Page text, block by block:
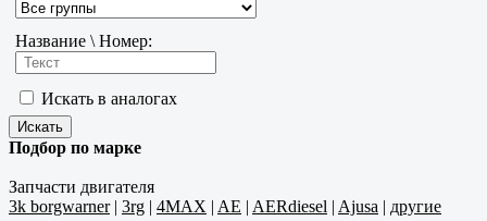
Название \ Номер:
Искать в аналогах
Подбор по марке
Запчасти двигателя
3k borgwarner| 3rg | 4MAX | AE | AERdiesel | Ajusa | другие